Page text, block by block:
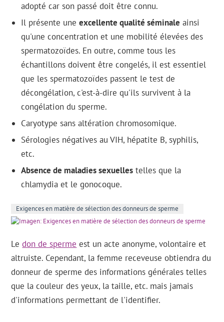
adopté car son passé doit être connu.
Il présente uneexcellente qualité séminale ainsi
qu'une concentration et une mobilité élevées des
spermatozoïdes. En outre, comme tous les
échantillons doivent être congelés, il est essentiel
que les spermatozoïdes passent le test de
décongélation, c'est-à-dire qu'ils survivent à la
congélation du sperme.
Caryotype sans altération chromosomique.
Sérologies négatives au VIH, hépatite B, syphilis,
etc.
Absence de maladies sexuelles telles que la
chlamydia et le gonocoque.
Exigences en matière de sélection des donneurs de sperme
Ledon de sperme est un acte anonyme, volontaire et
altruiste. Cependant, la femme receveuse obtiendra du
donneur de sperme des informations générales telles
que la couleur des yeux, la taille, etc. mais jamais
d'informations permettant de l'identifier.